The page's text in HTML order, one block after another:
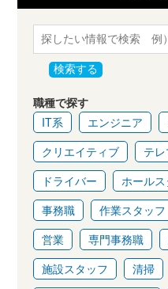
検索する
職種で探す
IT系
エンジニア
クリエイティブ
テ
ドライバー
ホール
事務職
作業スタッフ
営業
専門事務職
施設スタッフ
清掃